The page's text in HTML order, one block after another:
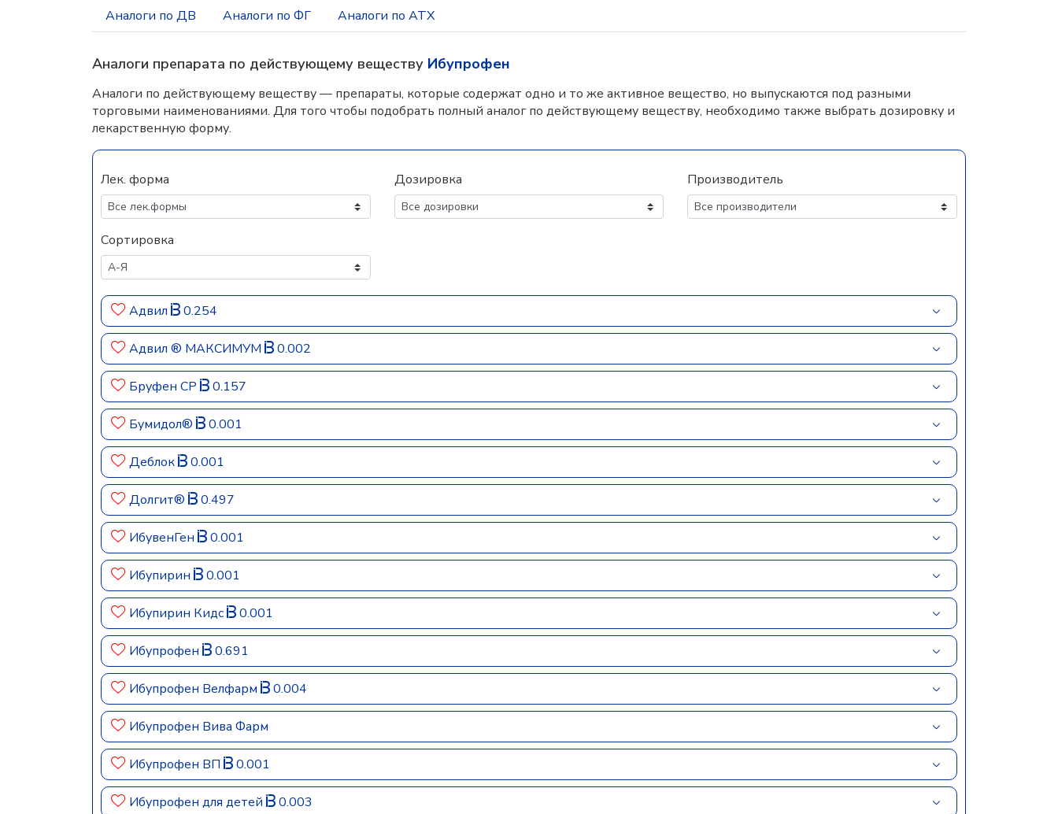
Аналоги по ДВ Аналоги по ФГ Аналоги по АТХ
Аналоги препарата по действующему веществу Ибупрофен
Аналоги по действующему веществу — препараты, которые содержат одно и то же активное вещество, но выпускаются под разными
торговыми наименованиями. Для того чтобы подобрать полный аналог по действующему веществу, необходимо также выбрать дозировку и
лекарственную форму.
Лек. форма Дозировка Производитель
Сортировка
Адвил 0.254
Адвил ® МАКСИМУМ 0.002
Бруфен СР 0.157
Бумидол® 0.001
Деблок 0.001
Долгит® 0.497
ИбувенГен 0.001
Ибупирин 0.001
Ибупирин Кидс 0.001
Ибупрофен 0.691
Ибупрофен Велфарм 0.004
Ибупрофен Вива Фарм
Ибупрофен ВП 0.001
Ибупрофен для детей 0.003